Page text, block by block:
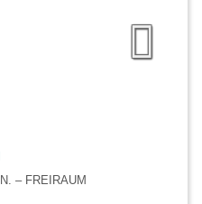
– FREIRAUM